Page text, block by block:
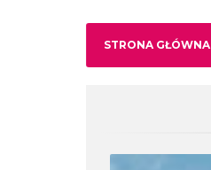
STRONA GŁÓWNA